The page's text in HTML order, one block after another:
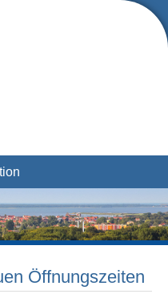
Öffnungszeiten